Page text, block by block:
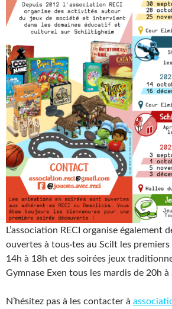
L’association RECI organise également
ouvertes à tous·tes au Scilt les
14h à 18h et des soirées jeux
Gymnase Exen tous les mardis de 20h à
N’hésitez pas à les contacter à